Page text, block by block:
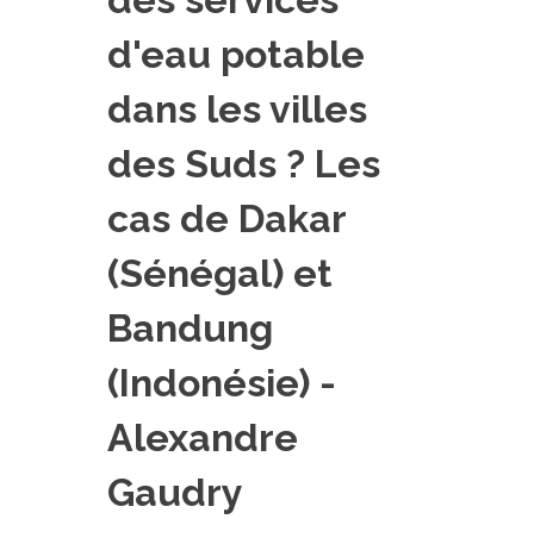
IMPLANTATIONS GÉOGRAPHIQUES
PROJETS EN COURS
PROJETS TERMINÉS
SÉMINAIRES RÉGULIERS
FORMATION
MASTER
INGÉNIEUR
FORMATION CONTINUE
THÈSES EN COURS
d'eau potable
dans les villes
des Suds ? Les
cas de Dakar
(Sénégal) et
Bandung
(Indonésie) -
Alexandre
Gaudry